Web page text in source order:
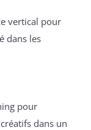
vertical pour
dans les
pour
dans un